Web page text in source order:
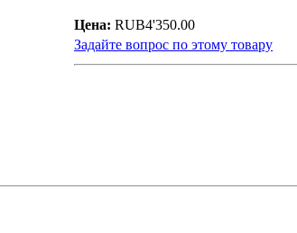
Цена: RUB4'350.00
Задайте вопрос по этому товару